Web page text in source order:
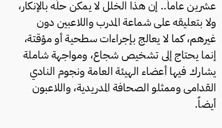
عشرين عاماً.. إن هذا الخلل لا يمكن حلّه بالإنكار،
ولا بتعليقه على شماعة المدرب واللاعبين دون
غيرهم، كما لا يعالج بإجراءات سطحية أو مؤقتة،
إنما يحتاج إلى تشخيص شجاع، ومواجهة شاملة
يشارك فيها أعضاء الهيئة العامة ونجوم النادي
القدامى وممثلو الصحافة المدريدية، واللاعبون
أيضاً.